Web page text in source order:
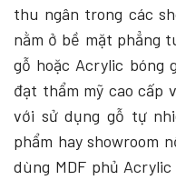
thu ngân trong các
nằm ở bề mặt phẳng
gỗ hoặc Acrylic bóng
đạt thẩm mỹ cao cấp
với sử dụng gỗ tự
phẩm hay showroom
dùng MDF phủ